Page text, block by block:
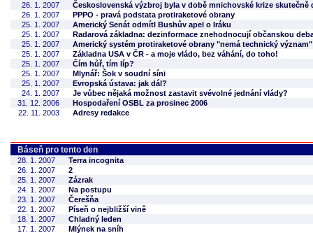
26. 1. 2007
Československá výzbroj byla v době mnichovské krize skutečně
26. 1. 2007
PPPO - pravá podstata protiraketové obrany
25. 1. 2007
Americký Senát odmítl Bushův apel o Iráku
25. 1. 2007
Radarová základna: dezinformace znehodnocují občanskou
25. 1. 2007
Americký systém protiraketové obrany "nemá technický význam"
25. 1. 2007
Základna USA v ČR - a moje vládo, bez váhání, do toho!
25. 1. 2007
Čím hůř, tím líp?
25. 1. 2007
Mlynář: Šok v soudní síni
25. 1. 2007
Evropská ústava: jak dál?
24. 1. 2007
Je vůbec nějaká možnost zastavit svévolné jednání vlády?
31. 12. 2006
Hospodaření OSBL za prosinec 2006
22. 11. 2003
Adresy redakce
Báseň pro tento den
28. 1. 2007
Terra incognita
26. 1. 2007
2
25. 1. 2007
Zázrak
24. 1. 2007
Na postupu
23. 1. 2007
Čerešňa
22. 1. 2007
Píseň o nejbližší vině
18. 1. 2007
Chladný leden
17. 1. 2007
Mlýnek na sníh